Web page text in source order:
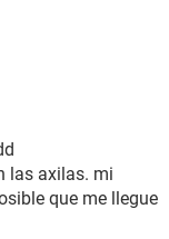
las axilas. mi
que me llegue